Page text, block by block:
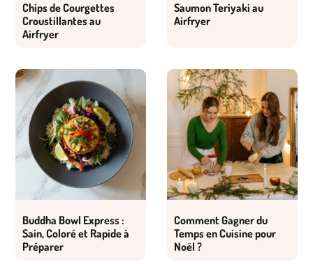
Chips de Courgettes
Croustillantes au
Airfryer
Saumon Teriyaki au
Airfryer
Buddha Bowl Express :
Sain, Coloré et Rapide à
Préparer
Comment Gagner du
Temps en Cuisine pour
Noël ?